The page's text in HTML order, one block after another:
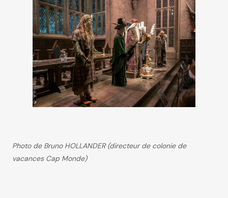
Photo de Bruno HOLLANDER (directeur de colonie de
vacances Cap Monde)